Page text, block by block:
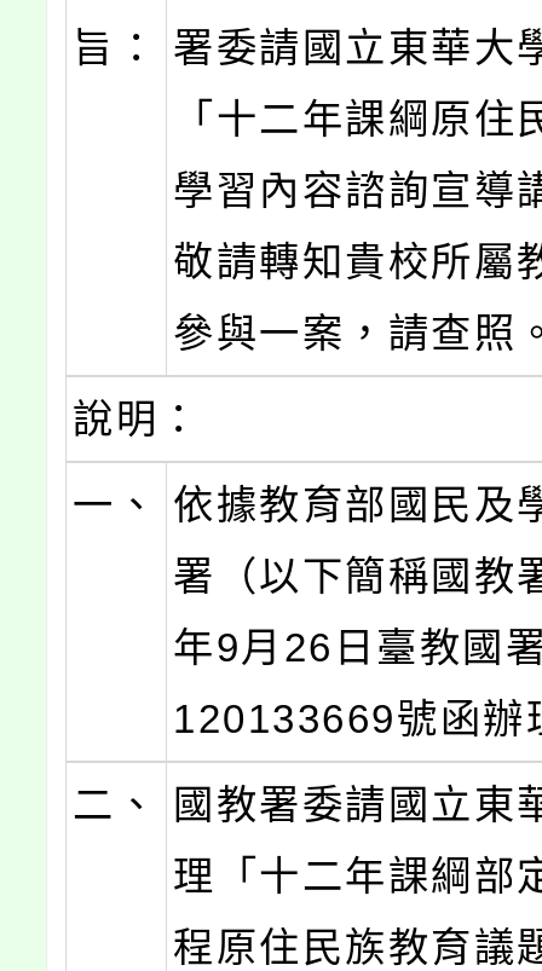
旨：
署委請國立東華大
「十二年課綱原住
學習內容諮詢宣導
敬請轉知貴校所屬
參與一案，請查照
說明：
一、
依據教育部國民及
署（以下簡稱國教
年9月26日臺教國
120133669號函辦
二、
國教署委請國立東
理「十二年課綱部
程原住民族教育議